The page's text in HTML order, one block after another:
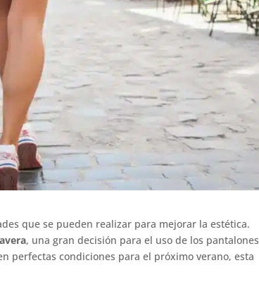
que se pueden realizar para mejorar la estética.
, una gran decisión para el uso de los pantalones
perfectas condiciones para el próximo verano, esta